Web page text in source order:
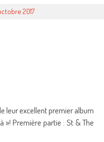
2017
leur excellent premier album
»! Première partie : St & The